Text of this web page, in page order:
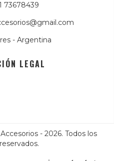
73678439
- Argentina
LEGAL
- 2026. Todos los